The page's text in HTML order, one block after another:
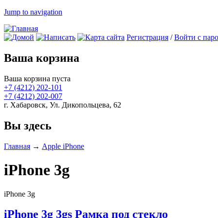
Jump to navigation
Регистрация /Войти с
Ваша корзина
Ваша корзина пуста
+7 (4212) 202-101
+7 (4212) 202-007
г. Хабаровск, Ул. Дикопольцева, 62
Вы здесь
Главная → Apple iPhone
iPhone 3g
iPhone 3g
iPhone 3g 3gs Рамка под стекло